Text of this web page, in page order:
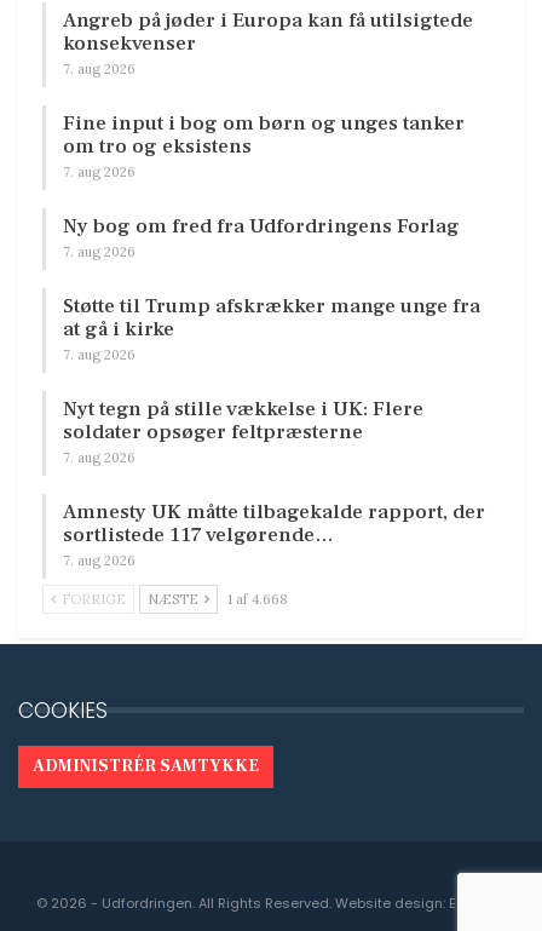
Angreb på jøder i Europa kan få utilsigtede
konsekvenser
7. aug 2026
Fine input i bog om børn og unges tanker
om tro og eksistens
7. aug 2026
Ny bog om fred fra Udfordringens Forlag
7. aug 2026
Støtte til Trump afskrækker mange unge fra
at gå i kirke
7. aug 2026
Nyt tegn på stille vækkelse i UK: Flere
soldater opsøger feltpræsterne
7. aug 2026
Amnesty UK måtte tilbagekalde rapport, der
sortlistede 117 velgørende…
7. aug 2026
FORRIGE NÆSTE 1 af 4.668
COOKIES
ADMINISTRÉR SAMTYKKE
© 2026 - Udfordringen. All Rights Reserved.Website design: Engedal